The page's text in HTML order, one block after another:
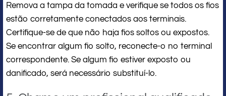
Remova a tampa da tomada e verifique se todos os fios
estão corretamente conectados aos terminais.
Certifique-se de que não haja fios soltos ou expostos.
Se encontrar algum fio solto, reconecte-o no terminal
correspondente. Se algum fio estiver exposto ou
danificado, será necessário substituí-lo.